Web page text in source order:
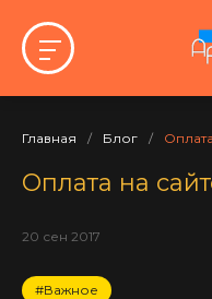
Главная / Блог /
Оплата на
20 сен 2017
#Важное